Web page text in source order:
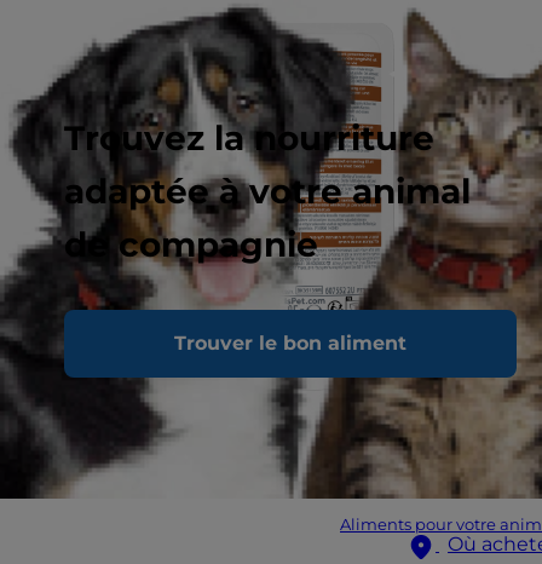
Trouvez la nourriture
adaptée à votre animal
de compagnie
Trouver le bon aliment
Aliments pour votre
Où